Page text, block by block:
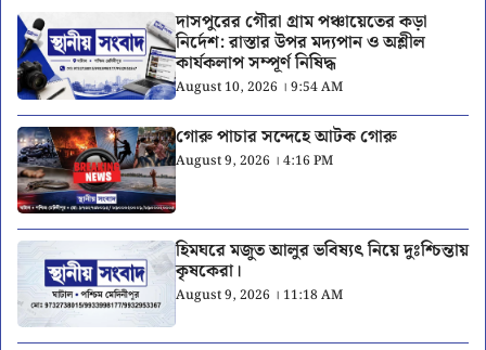
দাসপুরের গৌরা গ্রাম পঞ্চায়েতের কড়া
নির্দেশ: রাস্তার উপর মদ্যপান ও অশ্লীল
কার্যকলাপ সম্পূর্ণ নিষিদ্ধ
August 10, 2026 । 9:54 AM
গোরু পাচার সন্দেহে আটক গোরু
August 9, 2026 । 4:16 PM
হিমঘরে মজুত আলুর ভবিষ্যৎ নিয়ে দুঃশ্চিন্তায়
কৃষকেরা।
August 9, 2026 । 11:18 AM